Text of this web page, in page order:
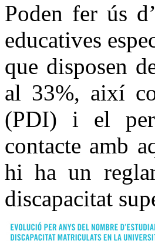
Poden fer ús
educatives
que disposen
al 33%, així
(PDI) i el
contacte amb
hi ha un
discapacitat